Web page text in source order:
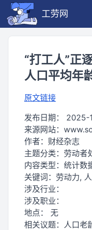
工劳网
“打工人”正
人口平均年
原文链接
发布日期： 2025-
来源网站：
作者： 财经杂志
主题分类： 劳动者
内容类型： 统计数
关键词： 劳动力,
涉及行业：
涉及职业：
地点： 无
相关议题： 人口老